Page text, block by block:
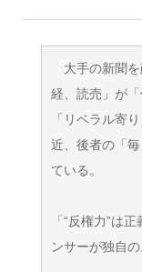
大手の新聞を
経、読売」が
「リベラル寄
近、後者の「
ている。
「“反権力”は
ンサーが独自